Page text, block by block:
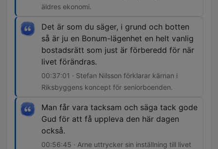
äldres ekonomi.
Det är som du säger, i grund och botten
så är ju en Bonum-lägenhet en helt vanlig
bostadsrätt som just är förberedd för när
livet förändras.
00:37:01 · Stefan Nilsson förklarar kärnan i
Riksbyggens koncept för seniorboenden.
Man får vara tacksam och säga tack gode
Gud för att få uppleva den här dagen
också.
00:56:45 · Arne uttrycker sin inställning till livet